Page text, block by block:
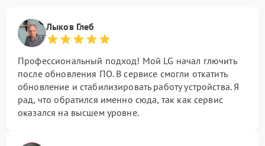
Лыков Глеб
Профессиональный подход! Мой LG начал глючить
после обновления ПО. В сервисе смогли откатить
обновление и стабилизировать работу устройства. Я
рад, что обратился именно сюда, так как сервис
оказался на высшем уровне.